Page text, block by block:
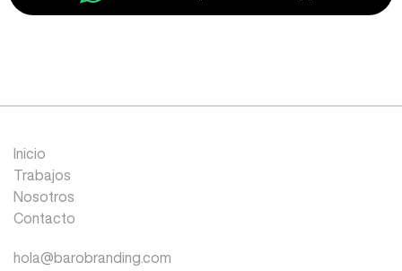
Inicio
Trabajos
Nosotros
Contacto
hola@barobranding.com